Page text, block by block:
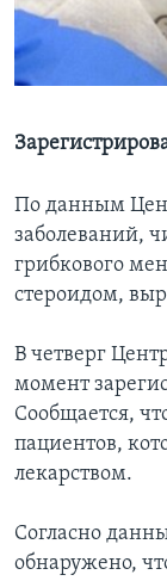
Learning English
Языки
По данным
заболеваний,
грибкового
стероидом,
В четверг
момент
Сообщается,
пациентов,
лекарством.
Согласно
обнаружено,